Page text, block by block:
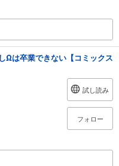
Ωは卒業できない【コミックス
試し読み
フォロー